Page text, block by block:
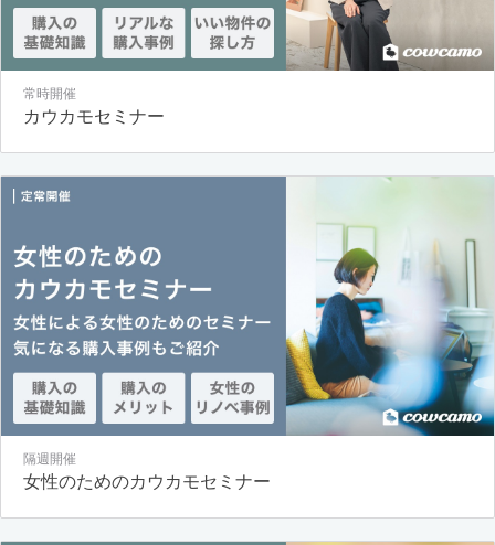
常時開催
カウカモセミナー
隔週開催
女性のためのカウカモセミナー